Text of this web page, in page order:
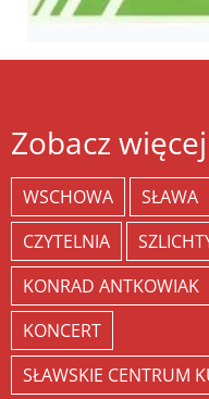
Zobacz więcej
WSCHOWA SŁAWA
CZYTELNIA
KONRAD ANTKOWIAK
KONCERT
SŁAWSKIE CENTRUM